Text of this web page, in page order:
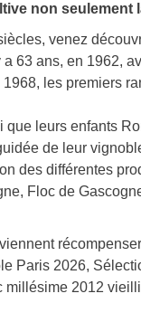
non seulement
venez
63 ans, en 1962,
les premiers
leurs enfants
de leur
des différentes
Floc de
Paris 2026,
millésime 2012